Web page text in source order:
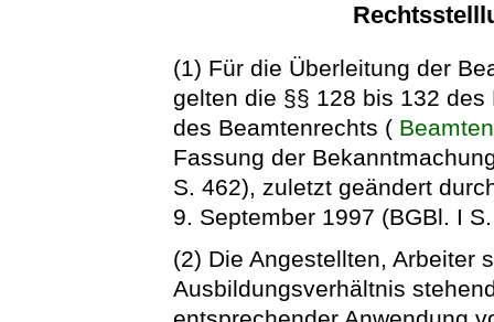
(1) Für die Überleitung der
gelten die §§ 128 bis 132
des Beamtenrechts (
Fassung der
S. 462), zuletzt geändert
9. September 1997 (BGBl. I
(2) Die Angestellten, Arbeiter
Ausbildungsverhältnis